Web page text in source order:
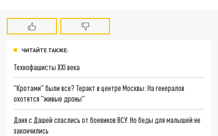
ЧИТАЙТЕ ТАКЖЕ:
Технофашисты XXI века
"Кротами" были все? Теракт в центре Москвы: На генералов
охотятся "живые дроны"
Даня с Дашей спаслись от боевиков ВСУ. Но беды для малышей не
закончились